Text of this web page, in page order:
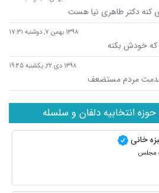
کنه دکتر طاهری نیا هست
۱۳۹۸ بهمن ۷, دوشنبه ۱۷:۳۱
که خودش بکنه
۱۳۹۸ دی ۲۲, یکشنبه ۱۹:۴۵
مردم مستضعف
انتخابیه دلفان و سلسله
خانی
مجلس